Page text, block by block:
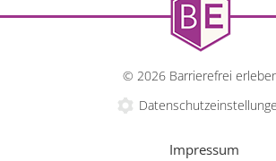
© 2026 Barrierefrei
Impressum